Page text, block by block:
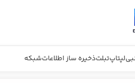
لپتاپتبلتذخیره ساز اطلاعاتشبکه